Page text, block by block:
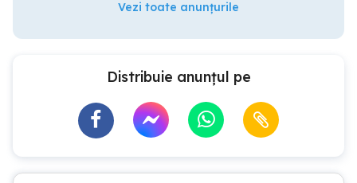
Vezi toate anunțurile
Distribuie anunțul pe